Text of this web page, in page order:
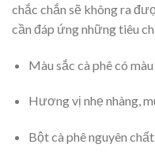
chắc chắn sẽ không ra
cần đáp ứng những tiêu
Màu sắc cà phê có màu
Hương vị nhẹ nhàng,
Bột cà phê nguyên